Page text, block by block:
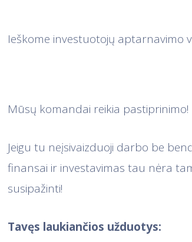
Ieškome investuotojų aptarnavimo
Mūsų komandai reikia pastiprinimo!
Jeigu tu neįsivaizduoji darbo be
finansai ir investavimas tau nėra
susipažinti!
Tavęs laukiančios užduotys: